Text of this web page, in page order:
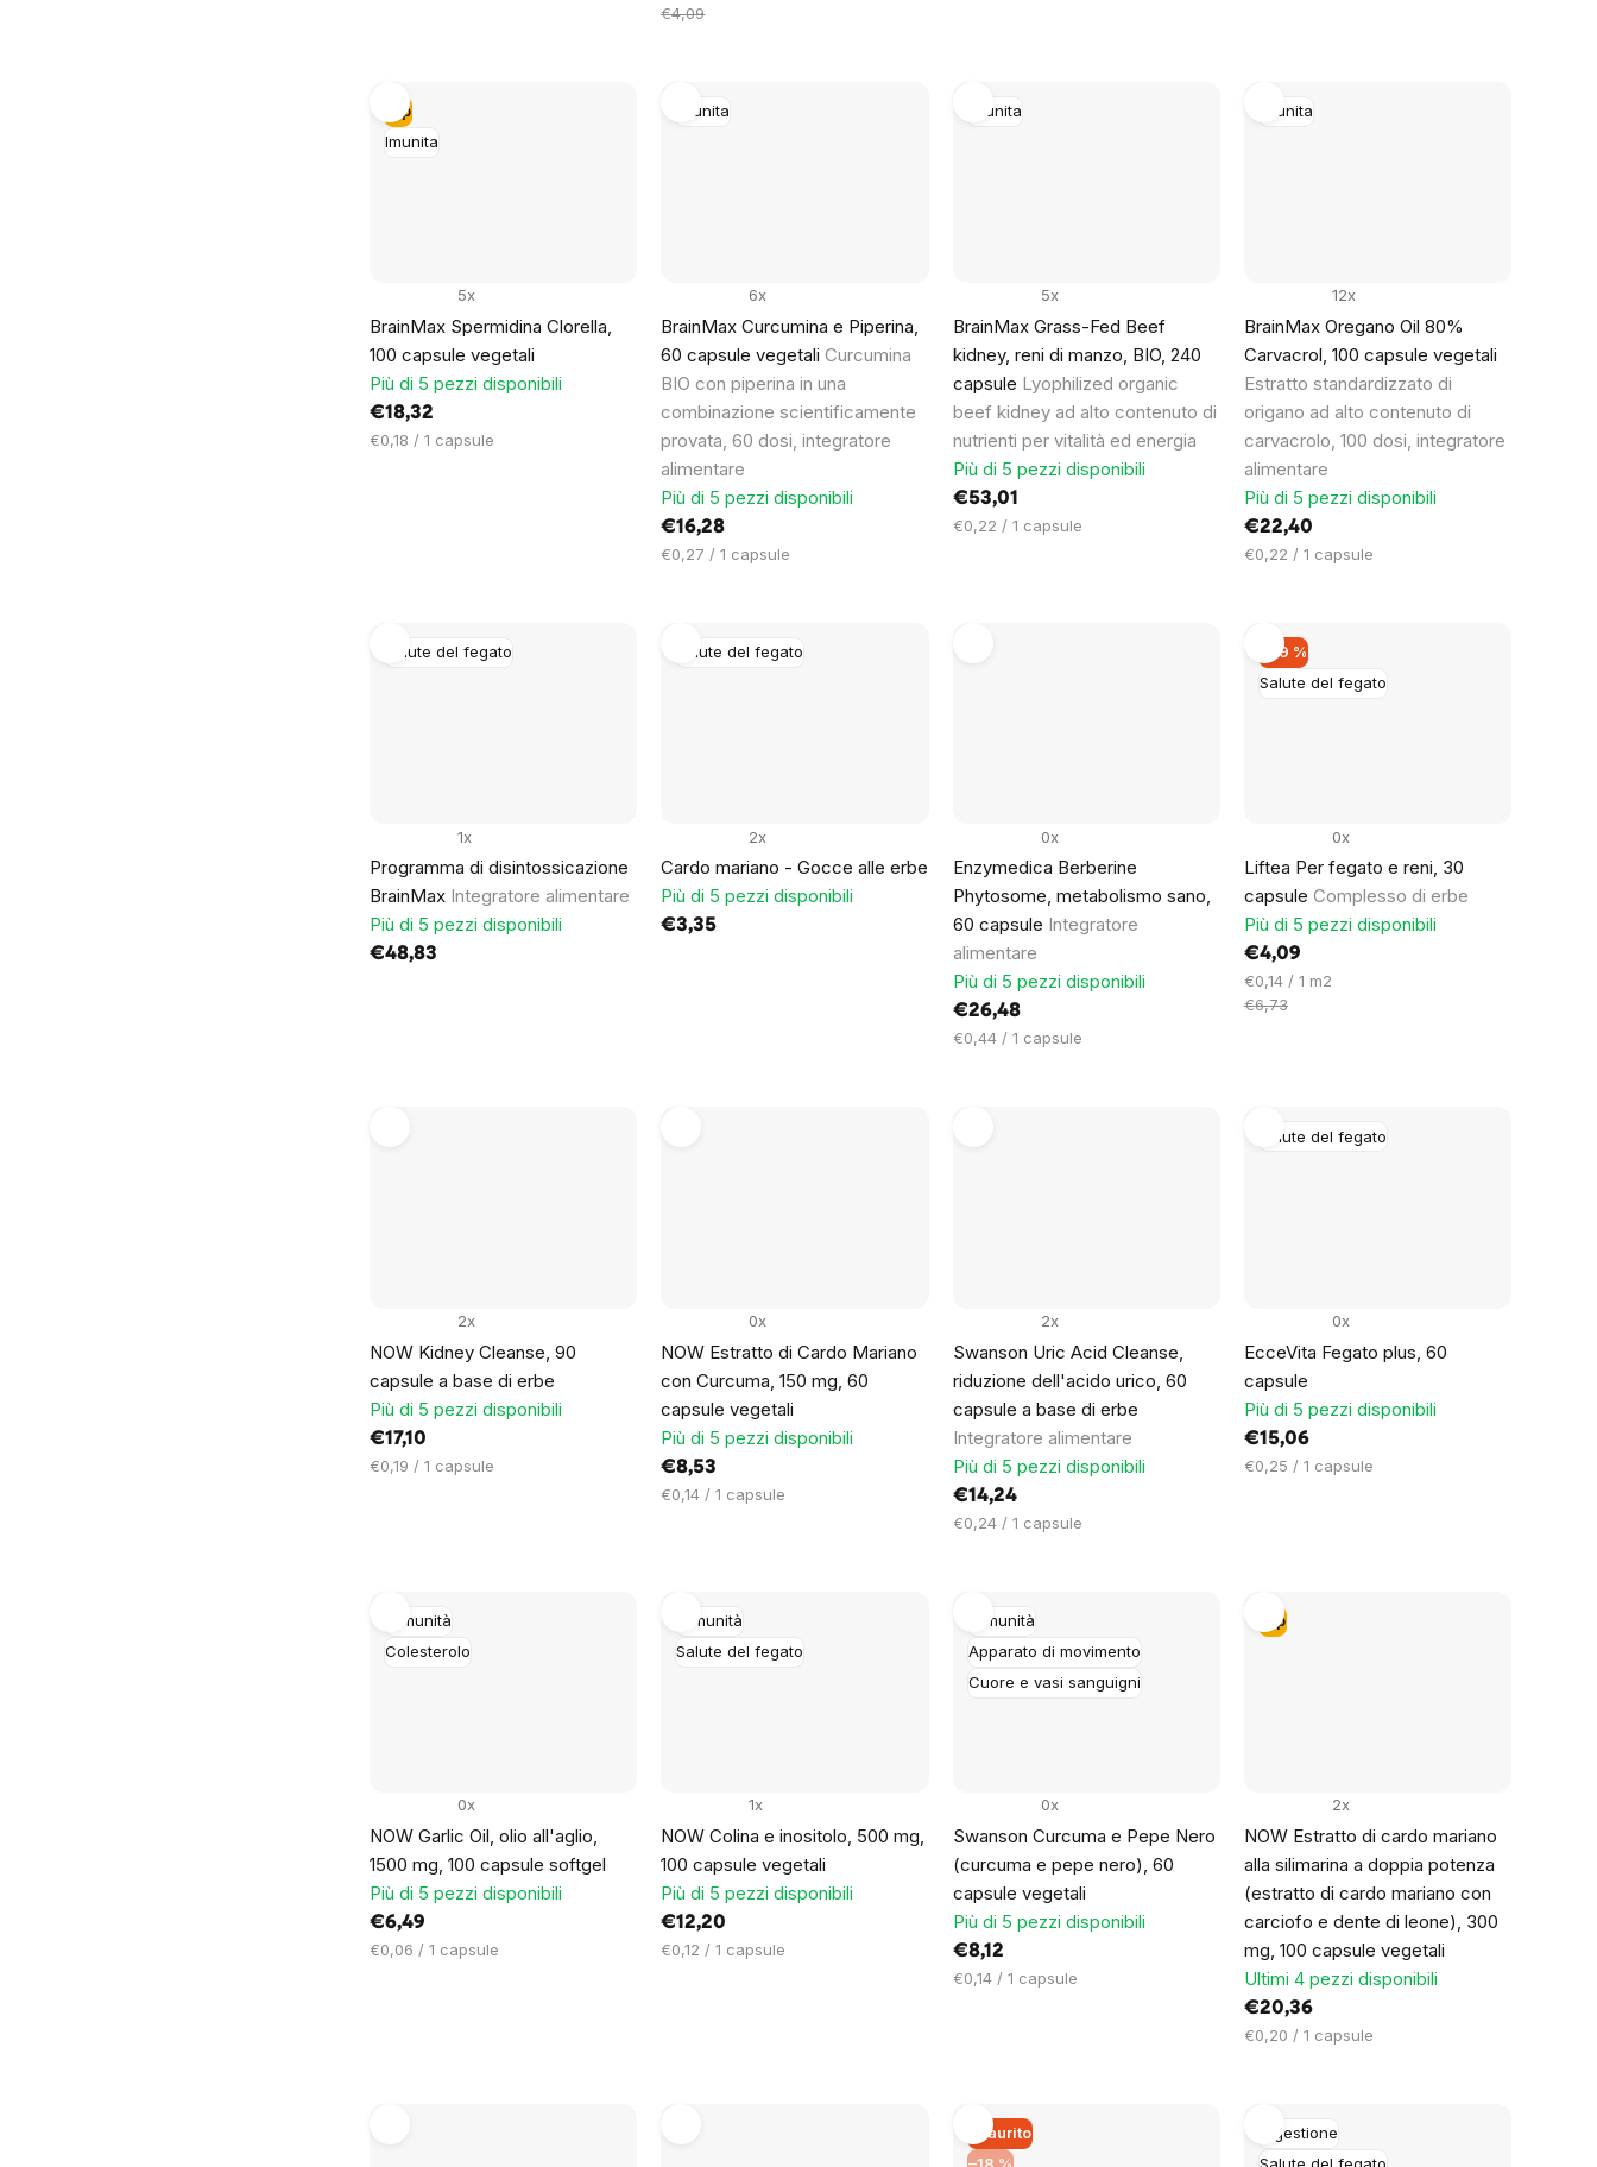
unitario:
€4,09
Tip
Imunita
BrainMax Spermidina Clorella,
100 capsule vegetali
5x
Più di 5 pezzi disponibili
€18,32
Prezzo
€0,18 / 1 capsule
Imunita
BrainMax Curcumina e Piperina,
60 capsule vegetaliCurcumina
BIO con piperina in una
combinazione scientificamente
provata, 60 dosi, integratore
alimentare
6x
Più di 5 pezzi disponibili
€16,28
Prezzo
€0,27 / 1 capsule
Imunita
BrainMax Grass-Fed Beef
kidney, reni di manzo, BIO, 240
capsule Lyophilized organic
beef kidney ad alto contenuto di
nutrienti per vitalità ed energia
5x
Più di 5 pezzi disponibili
€53,01
Prezzo
€0,22 / 1 capsule
Imunita
BrainMax Oregano Oil 80%
Carvacrol, 100 capsule vegetali
Estratto standardizzato di
origano ad alto contenuto di
carvacrolo, 100 dosi, integratore
alimentare
12x
Più di 5 pezzi disponibili
€22,40
Prezzo
€0,22 / 1 capsule
Salute del fegato
Programma di disintossicazione
BrainMax Integratore alimentare
1x
Più di 5 pezzi disponibili
€48,83
Salute del fegato
Cardo mariano - Gocce alle erbe
2x
Più di 5 pezzi disponibili
€3,35
Enzymedica Berberine
Phytosome, metabolismo sano,
60 capsule Integratore
alimentare
0x
Più di 5 pezzi disponibili
€26,48
Prezzo
€0,44 / 1 capsule
Salute del fegato
–39 %
Liftea Per fegato e reni, 30
capsule Complesso di erbe
0x
Più di 5 pezzi disponibili
€4,09
Prezzo
unitario:
€0,14 / 1 m2
€6,73
NOW Kidney Cleanse, 90
capsule a base di erbe
2x
Più di 5 pezzi disponibili
€17,10
Prezzo
€0,19 / 1 capsule
NOW Estratto di Cardo Mariano
con Curcuma, 150 mg, 60
capsule vegetali
0x
Più di 5 pezzi disponibili
€8,53
Prezzo
€0,14 / 1 capsule
Swanson Uric Acid Cleanse,
riduzione dell'acido urico, 60
capsule a base di erbe
Integratore alimentare
2x
Più di 5 pezzi disponibili
€14,24
Prezzo
€0,24 / 1 capsule
Salute del fegato
EcceVita Fegato plus, 60
capsule
0x
Più di 5 pezzi disponibili
€15,06
Prezzo
€0,25 / 1 capsule
Immunità
Colesterolo
NOW Garlic Oil, olio all'aglio,
1500 mg, 100 capsule softgel
0x
Più di 5 pezzi disponibili
€6,49
Prezzo
€0,06 / 1 capsule
Immunità
Salute del fegato
NOW Colina e inositolo, 500 mg,
100 capsule vegetali
1x
Più di 5 pezzi disponibili
€12,20
Prezzo
€0,12 / 1 capsule
Immunità
Apparato di movimento
Cuore e vasi sanguigni
Swanson Curcuma e Pepe Nero
(curcuma e pepe nero), 60
capsule vegetali
0x
Più di 5 pezzi disponibili
€8,12
Prezzo
€0,14 / 1 capsule
Tip
NOW Estratto di cardo mariano
alla silimarina a doppia potenza
(estratto di cardo mariano con
carciofo e dente di leone), 300
mg, 100 capsule vegetali
2x
Ultimi 4 pezzi disponibili
€20,36
Prezzo
€0,20 / 1 capsule
Esaurito
Digestione